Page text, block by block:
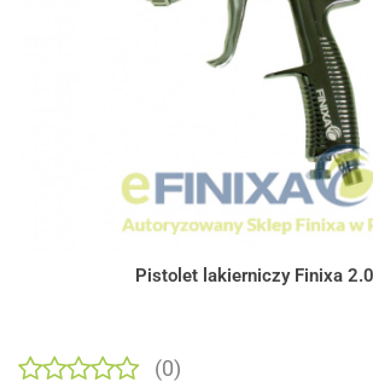
Pistolet lakierniczy Finixa
(0)